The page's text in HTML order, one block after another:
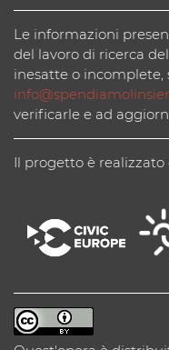
Le informazioni
del lavoro di ricerca
inesatte o incomplete,
verificarle e ad
Il progetto è realizzato